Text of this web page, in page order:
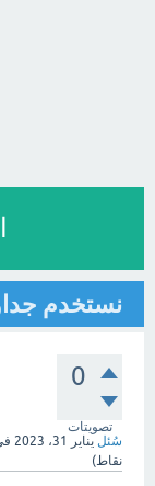
نستخدم
0
تصويتات
سُئل يناير 31، 2023
نقاط)